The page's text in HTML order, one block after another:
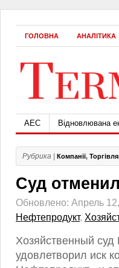
ГОЛОВНА АНАЛІТИКА
АЕС Відновлювана
Рубрика | Компанії, Торгівля
Суд
Обновлено: Апрель
Нефтепродукт,
Хозяйственный суд
удовлетворил иск